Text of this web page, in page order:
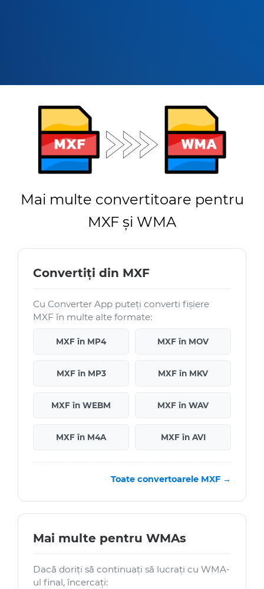
Mai multe convertitoare pentru
MXF și WMA
Convertiți din MXF
Cu Converter App puteți converti fișiere
MXF în multe alte formate:
MXF în MP4 MXF în MOV
MXF în MP3 MXF în MKV
MXF în WEBM MXF în WAV
MXF în M4A MXF în AVI
Toate convertoarele MXF →
Mai multe pentru WMAs
Dacă doriți să continuați să lucrați cu WMA-
ul final, încercați: